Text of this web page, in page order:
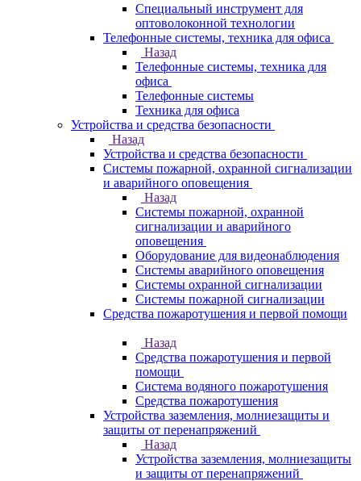
Специальный инструмент для
оптоволоконной технологии
Телефонные системы, техника для офиса
Назад
Телефонные системы, техника для
офиса
Телефонные системы
Техника для офиса
Устройства и средства безопасности
Назад
Устройства и средства безопасности
Системы пожарной, охранной сигнализации
и аварийного оповещения
Назад
Системы пожарной, охранной
сигнализации и аварийного
оповещения
Оборудование для видеонаблюдения
Системы аварийного оповещения
Системы охранной сигнализации
Системы пожарной сигнализации
Средства пожаротушения и первой помощи
Назад
Средства пожаротушения и первой
помощи
Система водяного пожаротушения
Средства пожаротушения
Устройства заземления, молниезащиты и
защиты от перенапряжений
Назад
Устройства заземления, молниезащиты
и защиты от перенапряжений